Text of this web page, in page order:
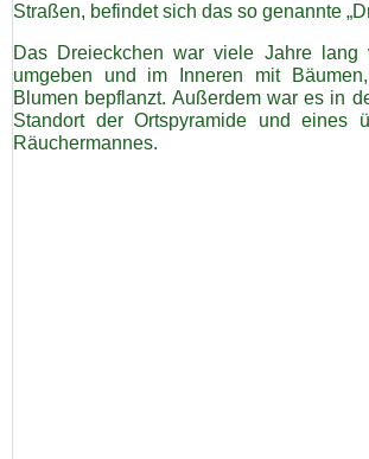
Vereinsgruppen
Vereinshaus
Straßen, befindet sich das so genannte
Das Dreieckchen war viele Jahre lang
umgeben und im Inneren mit
Blumen bepflanzt. Außerdem war es in
Standort der Ortspyramide und eines
Räuchermannes.